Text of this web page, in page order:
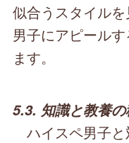
似合うスタイル
男子にアピール
ます。
5.3. 知識と教養
ハイスペ男子と